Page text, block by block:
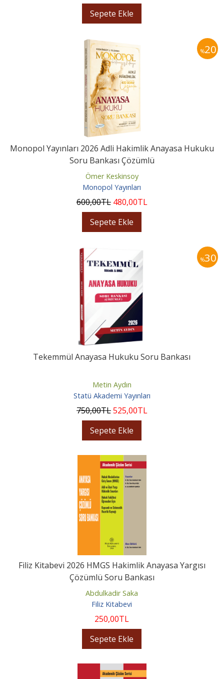
Sepete Ekle
%20
Monopol Yayınları 2026 Adli Hakimlik Anayasa Hukuku
Soru Bankası Çözümlü
Ömer Keskinsoy
Monopol Yayınları
600,00TL 480,00TL
Sepete Ekle
%30
Tekemmül Anayasa Hukuku Soru Bankası
Metin Aydın
Statü Akademi Yayınları
750,00TL525,00TL
Sepete Ekle
Filiz Kitabevi 2026 HMGS Hakimlik Anayasa Yargısı
Çözümlü Soru Bankası
Abdulkadir Saka
Filiz Kitabevi
250,00TL
Sepete Ekle